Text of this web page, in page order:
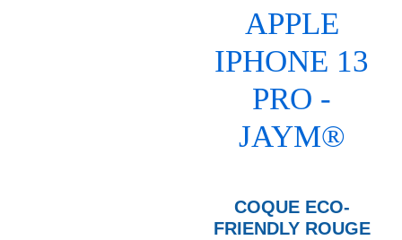
COQUE ECO-
FRIENDLY ROUGE